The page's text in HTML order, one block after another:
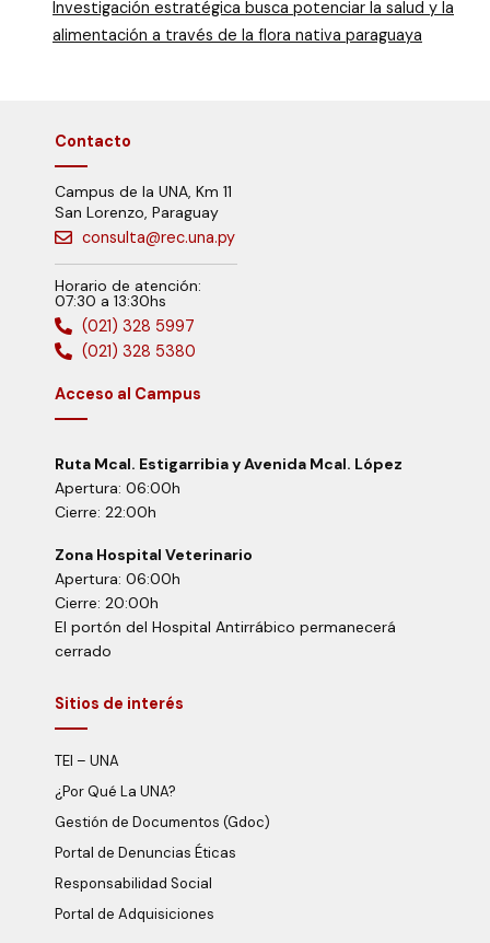
Investigación estratégica busca potenciar la salud y la
alimentación a través de la flora nativa paraguaya
Contacto
Campus de la UNA, Km 11
San Lorenzo, Paraguay
consulta@rec.una.py
Horario de atención:
07:30 a 13:30hs
(021) 328 5997
(021) 328 5380
Acceso al Campus
Ruta Mcal. Estigarribia y Avenida Mcal. López
Apertura: 06:00h
Cierre: 22:00h
Zona Hospital Veterinario
Apertura: 06:00h
Cierre: 20:00h
El portón del Hospital Antirrábico permanecerá
cerrado
Sitios de interés
TEI – UNA
¿Por Qué La UNA?
Gestión de Documentos (Gdoc)
Portal de Denuncias Éticas
Responsabilidad Social
Portal de Adquisiciones